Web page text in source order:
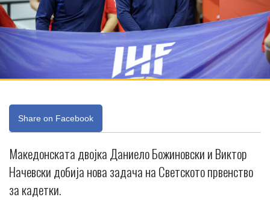
Share on Facebook
Македонската двојка Даниело Божиновски и Виктор
Начевски добија нова задача на Светското првенство
за кадетки.